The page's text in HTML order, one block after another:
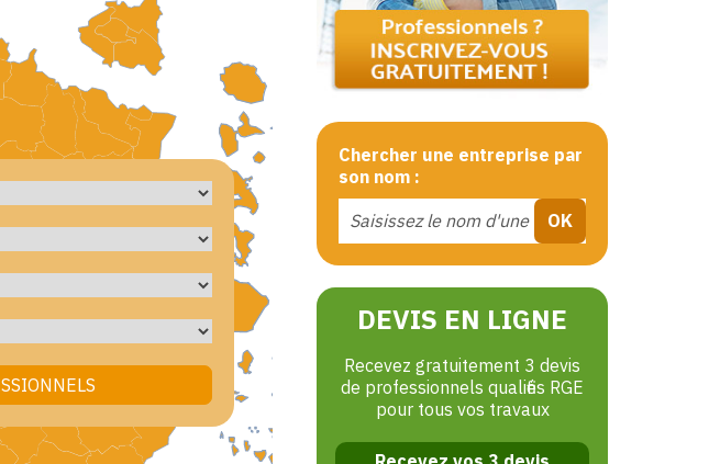
Chercher une entreprise par
son nom :
DEVIS EN LIGNE
Recevez gratuitement 3 devis
de professionnels qualifiés RGE
pour tous vos travaux